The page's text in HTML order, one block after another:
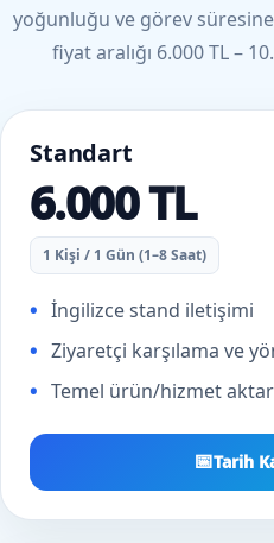
yoğunluğu ve görev
fiyat aralığı 6.000 TL –
Standart
6.000 TL
1 Kişi / 1 Gün (1–8 Saat)
İngilizce stand iletişimi
Ziyaretçi karşılama ve
Temel ürün/hizmet
📅Tarih